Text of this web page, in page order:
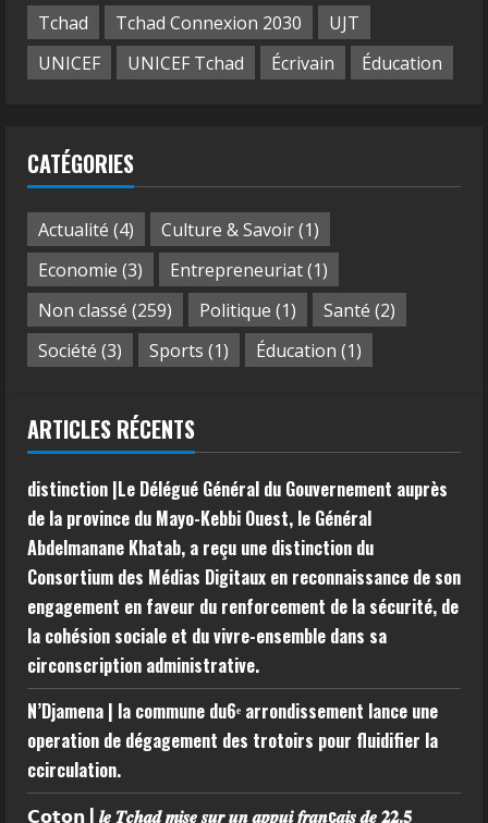
Tchad
Tchad Connexion 2030
UJT
UNICEF
UNICEF Tchad Écrivain Éducation
CATÉGORIES
Actualité (4) Culture & Savoir(1)
Economie (3) Entrepreneuriat(1)
Non classé (259) Politique (1) Santé (2)
Société (3) Sports (1) Éducation (1)
ARTICLES RÉCENTS
distinction |Le Délégué Général du Gouvernement auprès
de la province du Mayo-Kebbi Ouest, le Général
Abdelmanane Khatab, a reçu une distinction du
Consortium des Médias Digitaux en reconnaissance de son
engagement en faveur du renforcement de la sécurité, de
la cohésion sociale et du vivre-ensemble dans sa
circonscription administrative.
N’Djamena | la commune du6ᵉ arrondissement lance une
operation de dégagement des trotoirs pour fluidifier la
ccirculation.
𝗖𝗼𝘁𝗼𝗻 | 𝒍𝒆 𝑻𝒄𝒉𝒂𝒅 𝒎𝒊𝒔𝒆 𝒔𝒖𝒓 𝒖𝒏 𝒂𝒑𝒑𝒖𝒊 𝒇𝒓𝒂𝒏ç𝒂𝒊𝒔 𝒅𝒆 𝟐𝟐,𝟓